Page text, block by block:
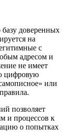
базу доверенных
на
с
адресом и
не имеет
цифровую
или
позволяет
и процессов к
о попытках